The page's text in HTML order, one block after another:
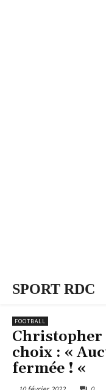
SPORT RDC
FOOTBALL
Christopher
choix : «
fermée ! «